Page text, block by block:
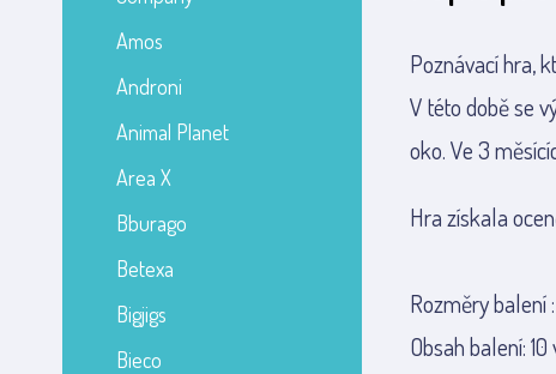
Amos
Androni
Animal Planet
Area X
Bburago
Betexa
Bigjigs
Bieco
Poznávací hra,
V této době se
oko. Ve 3
Hra získala
Rozměry balení
Obsah balení: